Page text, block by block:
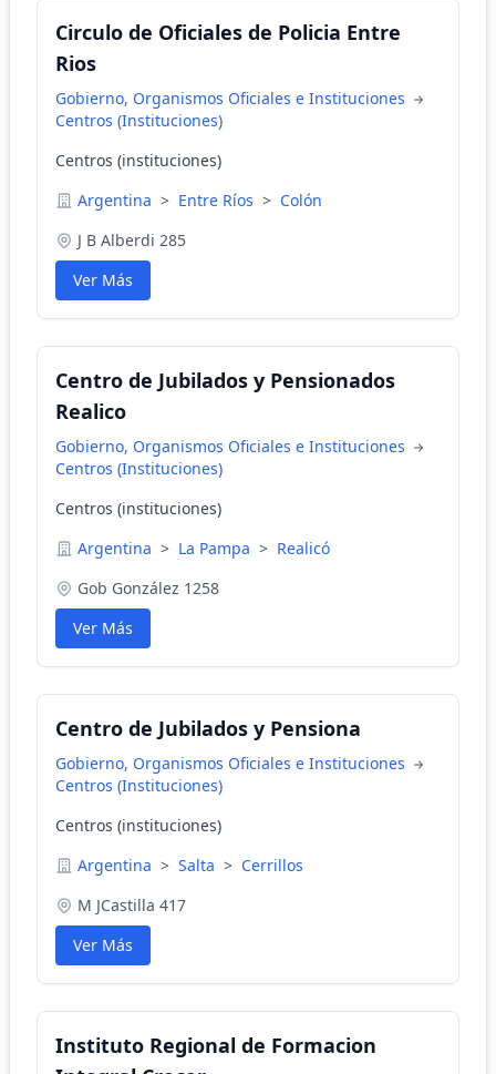
Circulo de Oficiales de Policia Entre
Rios
Gobierno, Organismos Oficiales e Instituciones
Centros (Instituciones)
Centros (instituciones)
Argentina > Entre Ríos > Colón
J B Alberdi 285
Ver Más
Centro de Jubilados y Pensionados
Realico
Gobierno, Organismos Oficiales e Instituciones
Centros (Instituciones)
Centros (instituciones)
Argentina > La Pampa > Realicó
Gob González 1258
Ver Más
Centro de Jubilados y Pensiona
Gobierno, Organismos Oficiales e Instituciones
Centros (Instituciones)
Centros (instituciones)
Argentina > Salta > Cerrillos
M JCastilla 417
Ver Más
Instituto Regional de Formacion